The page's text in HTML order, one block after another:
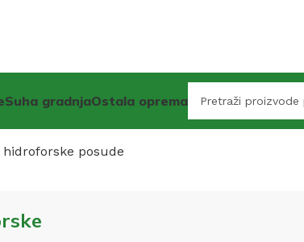
Suha gradnjaOstala oprema
hidroforske posude